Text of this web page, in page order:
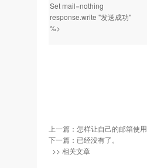
Set mail=nothing
response.write "发送成功"
%>
上一篇： 怎样让自己的邮箱使
下一篇：已经没有了。
>> 相关文章